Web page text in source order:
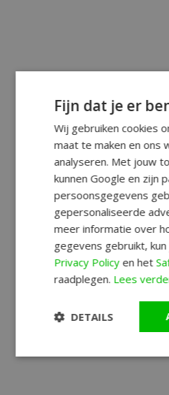
Fijn dat je er
Wij gebruiken cookies
maat te maken en ons
analyseren. Met jouw
kunnen Google en zijn
persoonsgegevens
gepersonaliseerde
meer informatie over
gegevens gebruikt,
Privacy Policyen het
raadplegen. Lees
DETAILS